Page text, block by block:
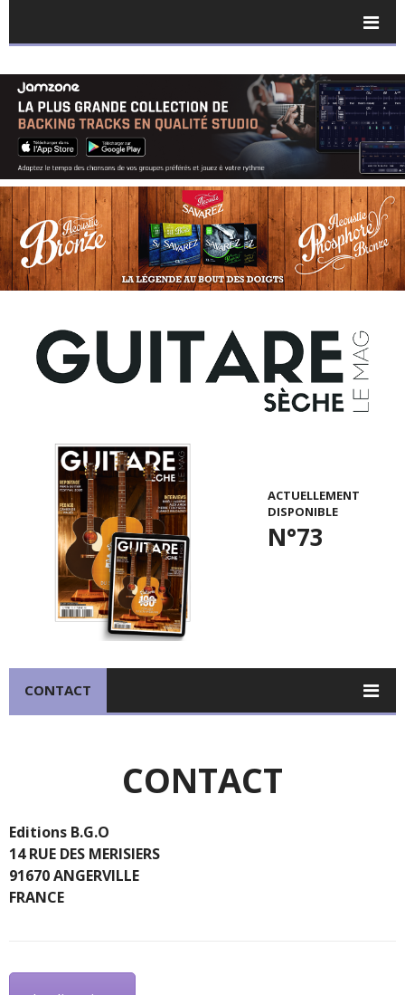
ACTUELLEMENT
DISPONIBLE
N°73
CONTACT
CONTACT
Editions B.G.O
14 RUE DES MERISIERS
91670 ANGERVILLE
FRANCE